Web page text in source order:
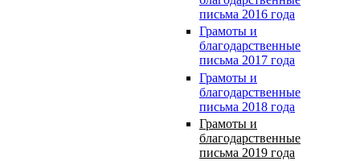
письма 2016 года
Грамоты и
благодарственные
письма 2017 года
Грамоты и
благодарственные
письма 2018 года
Грамоты и
благодарственные
письма 2019 года